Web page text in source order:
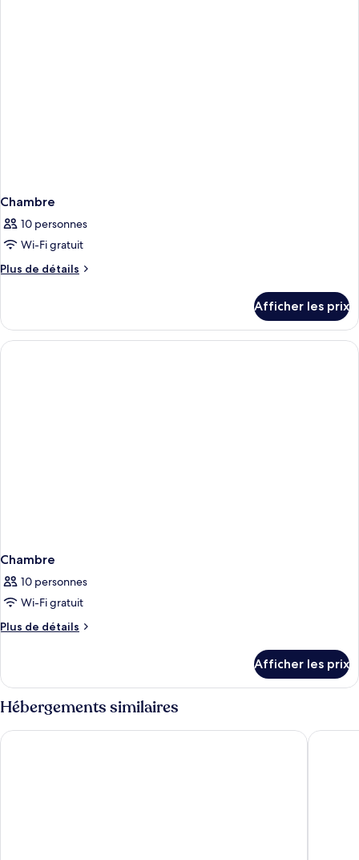
Chambre
10 personnes
Wi-Fi gratuit
Plus de détails
Plus
Chambre
Afficher les prix
Chambre
10 personnes
Wi-Fi gratuit
Plus de détails
Plus
Chambre
Afficher les prix
Hébergements similaires
Dominican Fiesta Hotel Barceló